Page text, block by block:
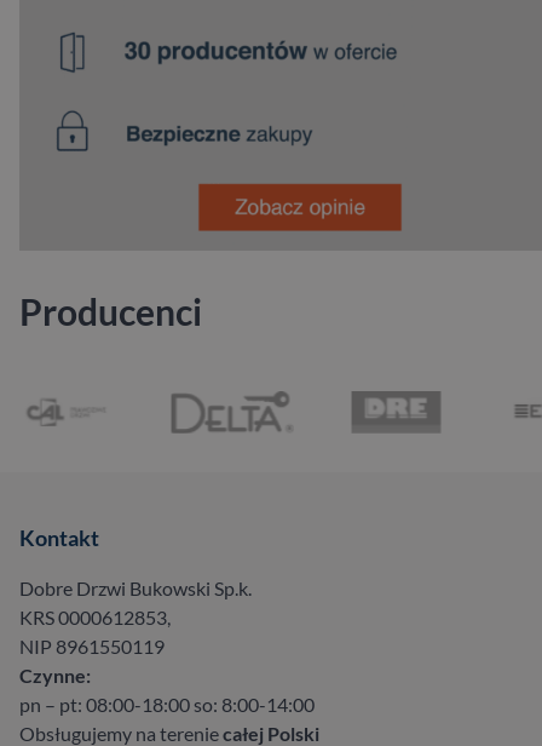
Producenci
Kontakt
Dobre Drzwi Bukowski Sp.k.
KRS 0000612853,
NIP 8961550119
Czynne:
pn – pt: 08:00-18:00 so: 8:00-14:00
Obsługujemy na tereniecałej Polski